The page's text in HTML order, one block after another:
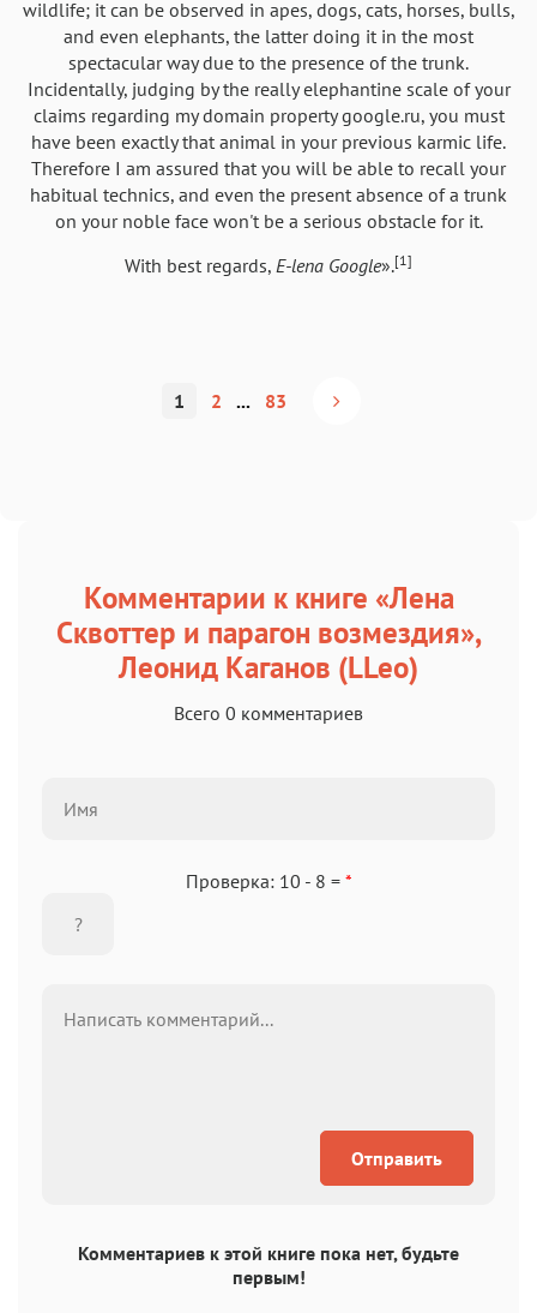
wildlife; it can be observed in apes, dogs, cats, horses, bulls,
and even elephants, the latter doing it in the most
spectacular way due to the presence of the trunk.
Incidentally, judging by the really elephantine scale of your
claims regarding my domain property google.ru, you must
have been exactly that animal in your previous karmic life.
Therefore I am assured that you will be able to recall your
habitual technics, and even the present absence of a trunk
on your noble face won't be a serious obstacle for it.
With best regards, E-lena Google».[1]
1 2 ... 83
Комментарии к книге «Лена
Сквоттер и парагон возмездия»,
Леонид Каганов (LLeo)
Всего 0 комментариев
Проверка: 10 - 8 = *
Отправить
Комментариев к этой книге пока нет, будьте
первым!